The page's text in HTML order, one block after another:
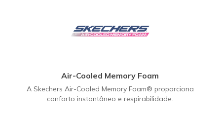
Air-Cooled Memory Foam
A Skechers Air-Cooled Memory Foam® proporciona
conforto instantâneo e respirabilidade.